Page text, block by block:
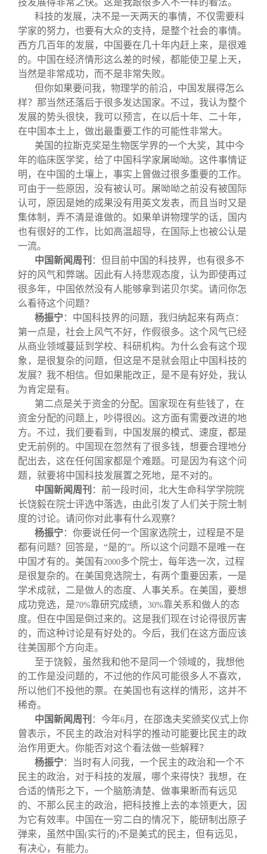
技发展得非常之快。这是我跟很多人不一样的看法。
科技的发展，决不是一天两天的事情，不仅需要科
学家的努力，也要有大众的支持，是整个社会的事情。
西方几百年的发展，中国要在几十年内赶上来，是很难
的。中国在经济情形这么差的时候，都能使卫星上天，
当然是非常成功，而不是非常失败。
但你如果要问我，物理学的前沿，中国发展得怎么
样？那当然还落后于很多发达国家。不过，我认为整个
发展的势头很快，我可以预言，在以后十年、二十年，
在中国本土上，做出最重要工作的可能性非常大。
美国的拉斯克奖是生物医学界的一个大奖，其中今
年的临床医学奖，给了中国科学家屠呦呦。这件事情证
明，在中国的土壤上，事实上曾做过很多重要的工作。
可由于一些原因，没有被认可。屠呦呦之前没有被国际
认可，原因是她的成果没有用英文发表，而且当时又是
集体制，弄不清是谁做的。如果单讲物理学的话，国内
也有很好的工作，比如高温超导，在国际上也被公认是
一流。
中国新闻周刊 ：但目前中国的科技界，也有很多不
好的风气和弊端。因此有人持悲观态度，认为即使再过
很多年，中国依然没有人能够拿到诺贝尔奖。请问你怎
么看待这个问题？
杨振宁：中国科技界的问题，我归纳起来有两点：
第一点是，社会上风气不好，作假很多。这个风气已经
从商业领域蔓延到学校、科研机构。为什么会有这个现
象，是很复杂的问题，但这是不是就会阻止中国科技的
发展？我不相信。但如果能改正，是不是有好处，我认
为肯定是有。
第二点是关于资金的分配。国家现在有些钱了，在
资金分配的问题上，吵得很凶。这方面有需要改进的地
方。不过，我们要看到，中国发展的模式、速度，都是
史无前例的。中国现在忽然有了很多钱，想要合理地分
配出去，这在任何国家都是个难题。可是因为有这个问
题，就要将中国科技发展置之死地，是不对的。
中国新闻周刊 ：前一段时间，北大生命科学学院院
长饶毅在院士评选中落选，由此引发了人们关于院士制
度的讨论。请问你对此事有什么观察？
杨振宁：你要说任何一个国家选院士，过程是不是
都有问题？回答是，“是的”。所以这个问题不是唯一在
中国才有的。美国有2000多个院士，每年选一次，过程
是很复杂的。在美国竞选院士，有两个重要因素，一是
学术成就，二是做人的态度、人事关系。在美国，要想
成功竞选，是70%靠研究成绩， 30%靠关系和做人的态
度。但在中国是倒过来的。这是我们现在讨论得很厉害
的，而这种讨论是有好处的。今后，我们在这方面应该
往美国那个方向走。
至于饶毅，虽然我和他不是同一个领域的，我想他
的工作是没问题的，不过他的作风可能很多人不喜欢，
所以他们不投他的票。在美国也有这样的情形，这并不
稀奇。
中国新闻周刊 ：今年6月，在邵逸夫奖颁奖仪式上你
曾表示，不民主的政治对科学的推动可能要比民主的政
治作用更大。你能否对这个看法做一些解释？
杨振宁：当时有人问我，一个民主的政治和一个不
民主的政治，对于科技的发展，哪个来得快？我想，在
合适的情形之下，一个脑筋清楚、做事果断而有远见
的、不那么民主的政治，把科技推上去的本领更大，因
为它有效率。中国在一穷二白的情况下，能研制出原子
弹来，虽然中国 (实行的)不是美式的民主，但有远见，
有决心，有能力。